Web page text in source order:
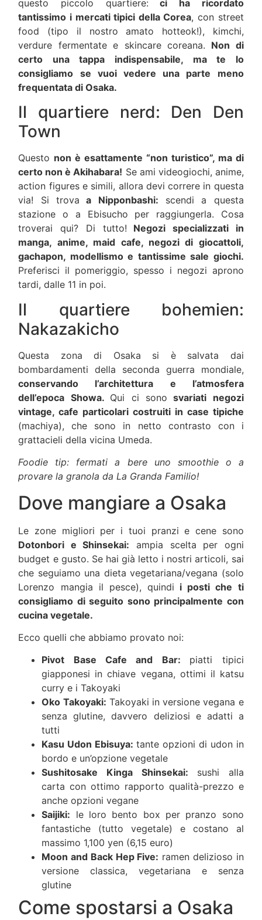
questo piccolo quartiere: ci ha ricordato
tantissimo i mercati tipici della Corea, con street
food (tipo il nostro amato hotteok!), kimchi,
verdure fermentate e skincare coreana. Non di
certo una tappa indispensabile, ma te lo
consigliamo se vuoi vedere una parte meno
frequentata di Osaka.
Il quartiere nerd: Den Den
Town
Questo non è esattamente “non turistico”, ma di
certo non è Akihabara! Se ami videogiochi, anime,
action figures e simili, allora devi correre in questa
via! Si trova a Nipponbashi: scendi a questa
stazione o a Ebisucho per raggiungerla. Cosa
troverai qui? Di tutto! Negozi specializzati in
manga, anime, maid cafe, negozi di giocattoli,
gachapon, modellismo e tantissime sale giochi.
Preferisci il pomeriggio, spesso i negozi aprono
tardi, dalle 11 in poi.
Il quartiere bohemien:
Nakazakicho
Questa zona di Osaka si è salvata dai
bombardamenti della seconda guerra mondiale,
conservando l’architettura e l’atmosfera
dell’epoca Showa. Qui ci sono svariati negozi
vintage, cafe particolari costruiti in case tipiche
(machiya), che sono in netto contrasto con i
grattacieli della vicina Umeda.
Foodie tip: fermati a bere uno smoothie o a
provare la granola da La Granda Familio!
Dove mangiare a Osaka
Le zone migliori per i tuoi pranzi e cene sono
Dotonbori e Shinsekai: ampia scelta per ogni
budget e gusto. Se hai già letto i nostri articoli, sai
che seguiamo una dieta vegetariana/vegana (solo
Lorenzo mangia il pesce), quindi i posti che ti
consigliamo di seguito sono principalmente con
cucina vegetale.
Ecco quelli che abbiamo provato noi:
Pivot Base Cafe and Bar: piatti tipici
giapponesi in chiave vegana, ottimi il katsu
curry e i Takoyaki
Oko Takoyaki: Takoyaki in versione vegana e
senza glutine, davvero deliziosi e adatti a
tutti
Kasu Udon Ebisuya:tante opzioni di udon in
bordo e un’opzione vegetale
Sushitosake Kinga Shinsekai: sushi alla
carta con ottimo rapporto qualità-prezzo e
anche opzioni vegane
Saijiki: le loro bento box per pranzo sono
fantastiche (tutto vegetale) e costano al
massimo 1,100 yen (6,15 euro)
Moon and Back Hep Five: ramen delizioso in
versione classica, vegetariana e senza
glutine
Come spostarsi a Osaka